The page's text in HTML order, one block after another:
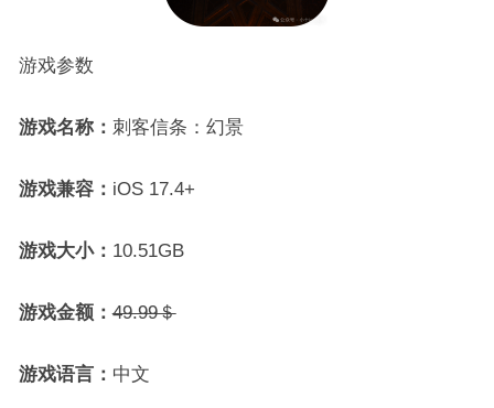
游戏参数
游戏名称： 刺客信条：幻景
游戏兼容： iOS 17.4+
游戏大小： 10.51GB
游戏金额：49.99＄
游戏语言： 中文